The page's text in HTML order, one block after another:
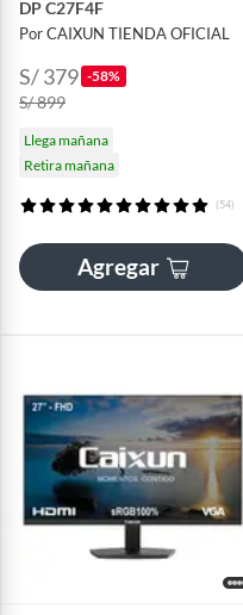
DP C27F4F
Por CAIXUN TIENDA OFICIAL
S/ 379 -58%
S/ 899
Llega mañana
Retira mañana
(54)
Agregar